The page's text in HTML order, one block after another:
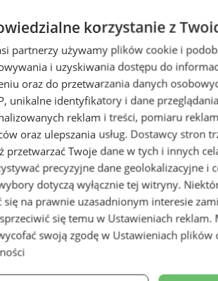
nad Bałtykiem w
Morze
korzystanie z
partnerzy używamy plików cookie i
i uzyskiwania dostępu do
oraz do przetwarzania danych
unikalne identyfikatory i dane
reklam i treści, pomiaru
oraz ulepszania usług. Dostawcy stron
przetwarzać Twoje dane w tych i innych
precyzyjne dane geolokalizacyjne i
dotyczą wyłącznie tej witryny.
się na prawnie uzasadnionym interesie
się temu w Ustawieniach reklam.
swoją zgodę w Ustawieniach plików